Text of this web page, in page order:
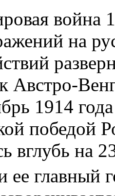
война
на
Австро-
1914
победой
вглубь на
ее главный